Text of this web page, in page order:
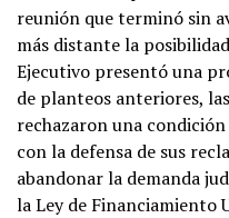
reunión que terminó sin
más distante la
Ejecutivo presentó una
de planteos anteriores,
rechazaron una
con la defensa de sus
abandonar la demanda
la Ley de Financiamiento